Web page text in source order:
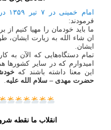
امام خمینی در ۷ تیر ۱۳۵۹ در جشن میلاد حضرت ولی عصر
فرمودند:
ما باید خودمان را مهیا کنیم
ان شاء الله به زیارت
ایشان.
تمام دستگاه‌هایی که الآن به
امیدوارم که در سایر کشورها
این معنا داشته باشند که
حضرت مهدی – سلام الله علیه.
انقلاب ما نقطه